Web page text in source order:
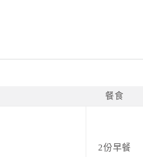
餐食
2份早餐